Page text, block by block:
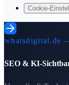
Cookie-
whatsdigital.de
SEO & KI-